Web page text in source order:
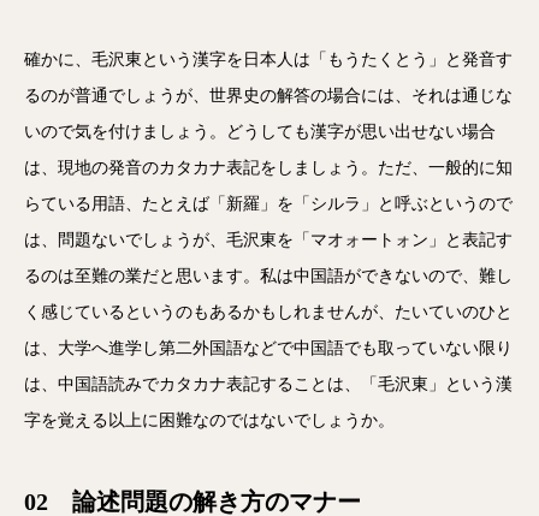
確かに、毛沢東という漢字を日本人は「もうたくとう」と発音す
るのが普通でしょうが、世界史の解答の場合には、それは通じな
いので気を付けましょう。どうしても漢字が思い出せない場合
は、現地の発音のカタカナ表記をしましょう。ただ、一般的に知
らている用語、たとえば「新羅」を「シルラ」と呼ぶというので
は、問題ないでしょうが、毛沢東を「マオォートォン」と表記す
るのは至難の業だと思います。私は中国語ができないので、難し
く感じているというのもあるかもしれませんが、たいていのひと
は、大学へ進学し第二外国語などで中国語でも取っていない限り
は、中国語読みでカタカナ表記することは、「毛沢東」という漢
字を覚える以上に困難なのではないでしょうか。
02 論述問題の解き方のマナー